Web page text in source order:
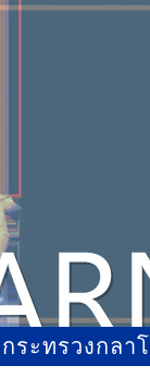
ระทรวงกลา